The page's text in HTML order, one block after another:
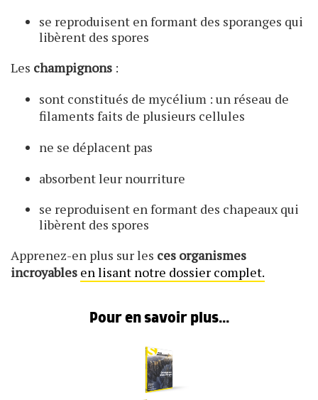
se reproduisent en formant des sporanges qui
libèrent des spores
Les champignons :
sont constitués de mycélium : un réseau de
filaments faits de plusieurs cellules
ne se déplacent pas
absorbent leur nourriture
se reproduisent en formant des chapeaux qui
libèrent des spores
Apprenez-en plus sur les ces organismes
incroyables en lisant notre dossier complet.
Pour en savoir plus...